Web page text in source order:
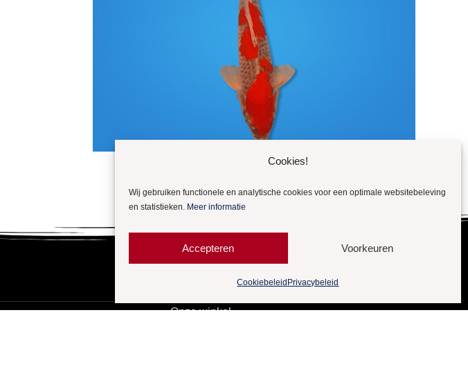
Cookies!
Wij gebruiken functionele en analytische cookies voor een optimale websitebeleving
en statistieken. Meer informatie
Accepteren Voorkeuren
Cookiebeleid Privacybeleid
Meer QualityKoi
Onze winkel